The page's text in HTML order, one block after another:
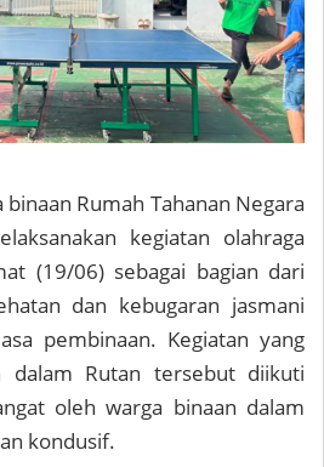
binaan Rumah Tahanan Negara
kegiatan olahraga
(19/06) sebagai bagian dari
dan kebugaran jasmani
pembinaan. Kegiatan yang
dalam Rutan tersebut diikuti
oleh warga binaan dalam
kondusif.